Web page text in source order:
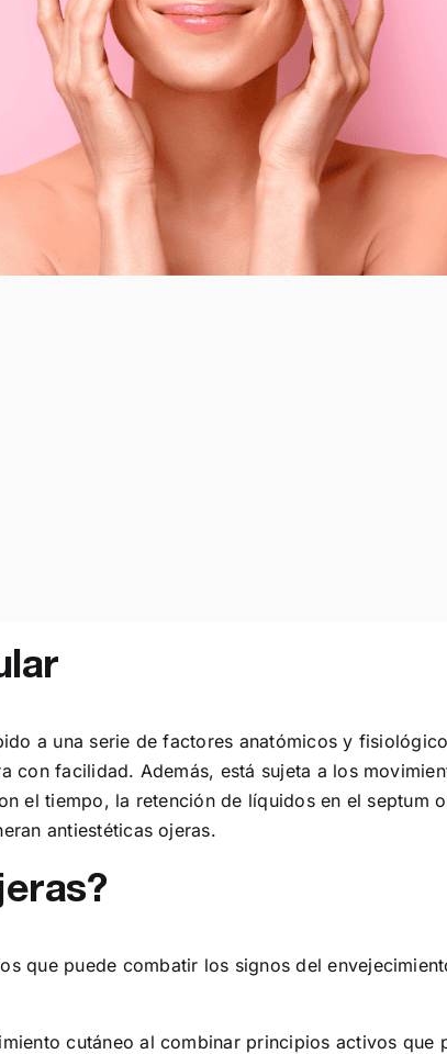
a una serie de factores anatómicos y
facilidad. Además, está sujeta a los
el tiempo, la retención de líquidos en el septum
antiestéticas ojeras.
que puede combatir los signos del
cutáneo al combinar principios activos que